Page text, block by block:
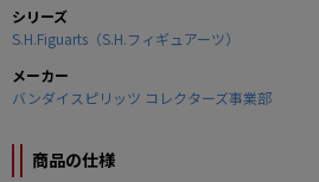
シリーズ
S.H.Figuarts（S.H.フィギュアーツ）
メーカー
バンダイスピリッツ コレクターズ事業部
商品の仕様